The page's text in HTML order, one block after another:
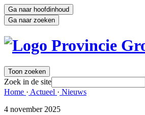
Ga naar hoofdinhoud
Ga naar zoeken
Toon zoeken
Zoek in de site
Home · Actueel · Nieuws
4 november 2025